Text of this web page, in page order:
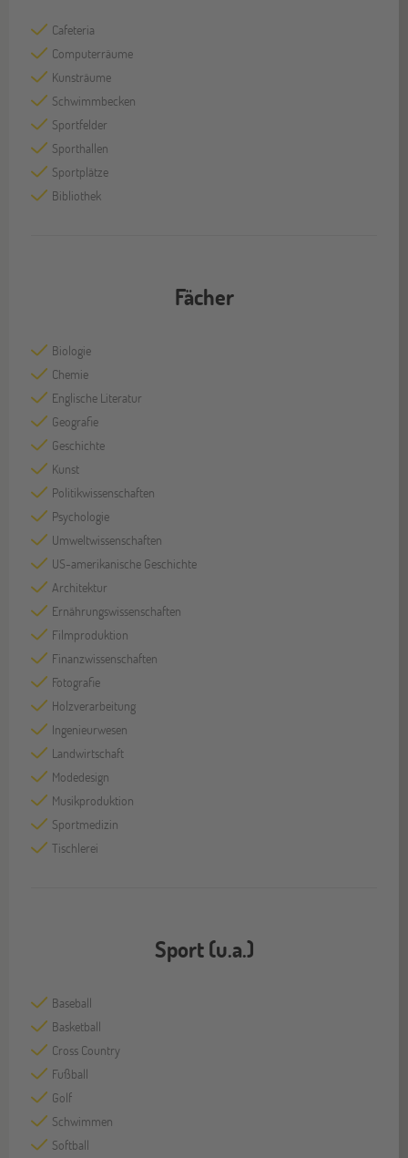
Cafeteria
Computerräume
Kunsträume
Schwimmbecken
Sportfelder
Sporthallen
Sportplätze
Bibliothek
Fächer
Biologie
Chemie
Englische Literatur
Geografie
Geschichte
Kunst
Politikwissenschaften
Psychologie
Umweltwissenschaften
US-amerikanische Geschichte
Architektur
Ernährungswissenschaften
Filmproduktion
Finanzwissenschaften
Fotografie
Holzverarbeitung
Ingenieurwesen
Landwirtschaft
Modedesign
Musikproduktion
Sportmedizin
Tischlerei
Sport (u.a.)
Baseball
Basketball
Cross Country
Fußball
Golf
Schwimmen
Softball